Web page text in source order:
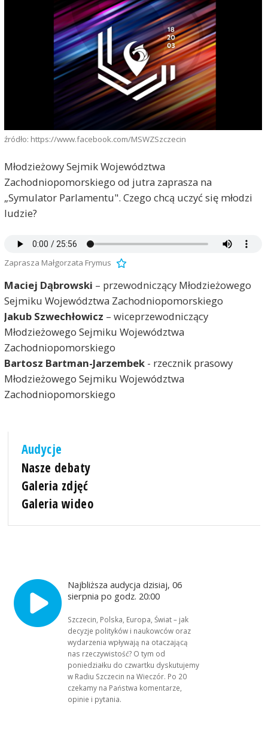
źródło: https://www.facebook.com/MSWZSzczecin
Młodzieżowy Sejmik Województwa
Zachodniopomorskiego od jutra zaprasza na
„Symulator Parlamentu". Czego chcą uczyć się młodzi
ludzie?
Zaprasza Małgorzata Frymus
Maciej Dąbrowski – przewodniczący Młodzieżowego
Sejmiku Województwa Zachodniopomorskiego
Jakub Szwechłowicz – wiceprzewodniczący
Młodzieżowego Sejmiku Województwa
Zachodniopomorskiego
Bartosz Bartman-Jarzembek- rzecznik prasowy
Młodzieżowego Sejmiku Województwa
Zachodniopomorskiego
Audycje
Nasze debaty
Galeria zdjęć
Galeria wideo
Najbliższa audycja dzisiaj, 06
sierpnia po godz. 20:00
Szczecin, Polska, Europa, Świat – jak
decyzje polityków i naukowców oraz
wydarzenia wpływają na otaczającą
nas rzeczywistość? O tym od
poniedziałku do czwartku dyskutujemy
w Radiu Szczecin na Wieczór. Po 20
czekamy na Państwa komentarze,
opinie i pytania.